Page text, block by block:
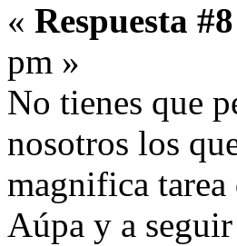
« Respuesta
pm »
No tienes que
nosotros los
magnifica tarea
Aúpa y a